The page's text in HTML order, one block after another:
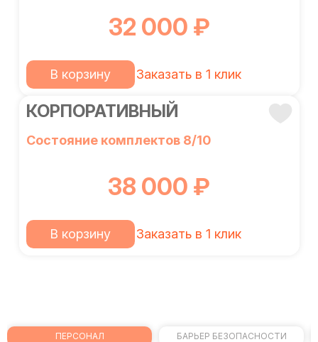
32 000 ₽
В корзину Заказать в 1 клик
КОРПОРАТИВНЫЙ
Состояние комплектов 8/10
38 000 ₽
В корзину Заказать в 1 клик
ПЕРСОНАЛ БАРЬЕР БЕЗОПАСНОСТИ